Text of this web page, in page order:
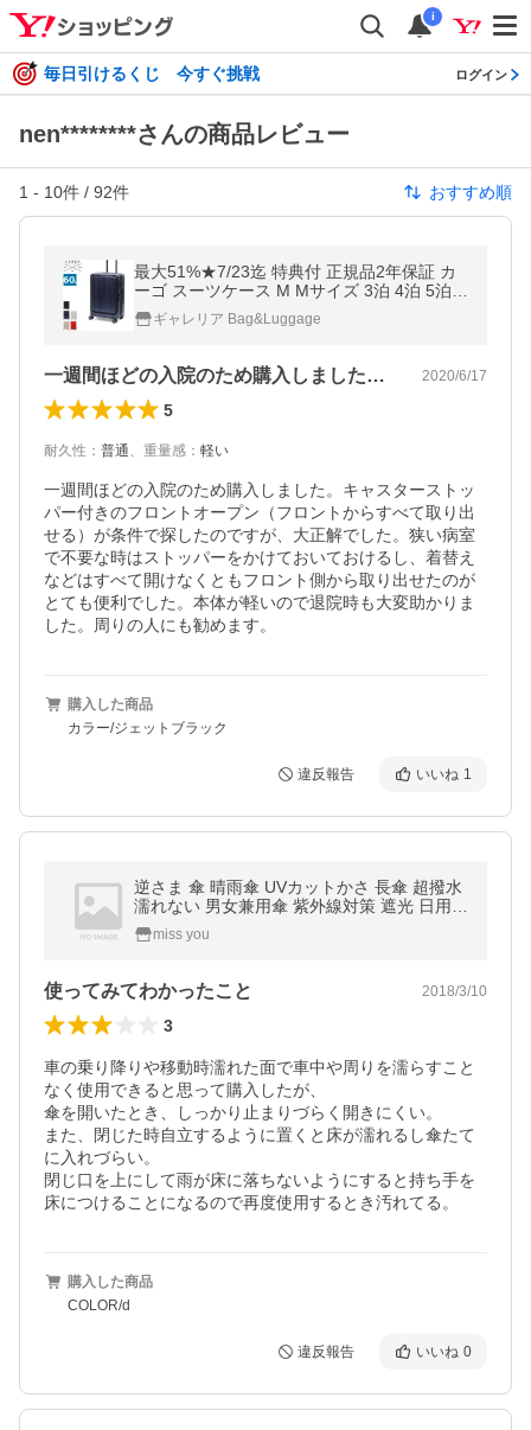
i
毎日引けるくじ 今すぐ挑戦 ログイン
nen********さんの商品レビュー
1 - 10件 / 92件 おすすめ順
最大51%★7/23迄 特典付 正規品2年保証 カ
ーゴ スーツケース M Mサイズ 3泊 4泊 5泊 C
ARGO 軽量 ストッパー AiR LAYER トリオ
フロントオープン 60L CAT648LY
ギャレリア Bag&Luggage
一週間ほどの入院のため購入しました。キ… 2020/6/17
5
耐久性 ： 普通、 重量感 ： 軽い
一週間ほどの入院のため購入しました。キャスターストッ
パー付きのフロントオープン（フロントからすべて取り出
せる）が条件で探したのですが、大正解でした。狭い病室
で不要な時はストッパーをかけておいておけるし、着替え
などはすべて開けなくともフロント側から取り出せたのが
とても便利でした。本体が軽いので退院時も大変助かりま
した。周りの人にも勧めます。
購入した商品
カラー/ジェットブラック
違反報告 いいね 1
逆さま 傘 晴雨傘 UVカットかさ 長傘 超撥水
濡れない 男女兼用傘 紫外線対策 遮光 日用品
C型 内側 送料無料
miss you
使ってみてわかったこと 2018/3/10
3
車の乗り降りや移動時濡れた面で車中や周りを濡らすこと
なく使用できると思って購入したが、
傘を開いたとき、しっかり止まりづらく開きにくい。
また、閉じた時自立するように置くと床が濡れるし傘たて
に入れづらい。
閉じ口を上にして雨が床に落ちないようにすると持ち手を
床につけることになるので再度使用するとき汚れてる。
購入した商品
COLOR/d
違反報告 いいね 0